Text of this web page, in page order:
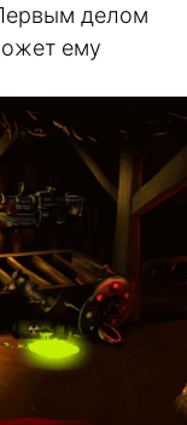
делом
ему